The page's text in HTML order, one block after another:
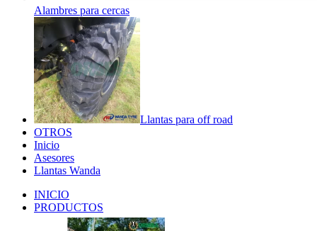
Alambres para cercas
Llantas para off road
OTROS
Inicio
Asesores
Llantas Wanda
INICIO
PRODUCTOS